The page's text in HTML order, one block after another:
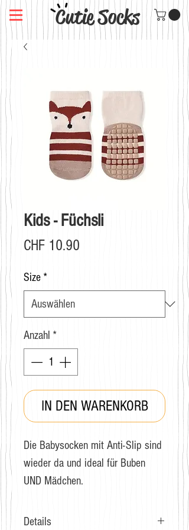
Cutie Socks
Kids - Füchsli
CHF 10.90
Size *
Anzahl *
IN DEN WARENKORB
Die Babysocken mit Anti-Slip sind
wieder da und ideal für Buben
UND Mädchen.
Details